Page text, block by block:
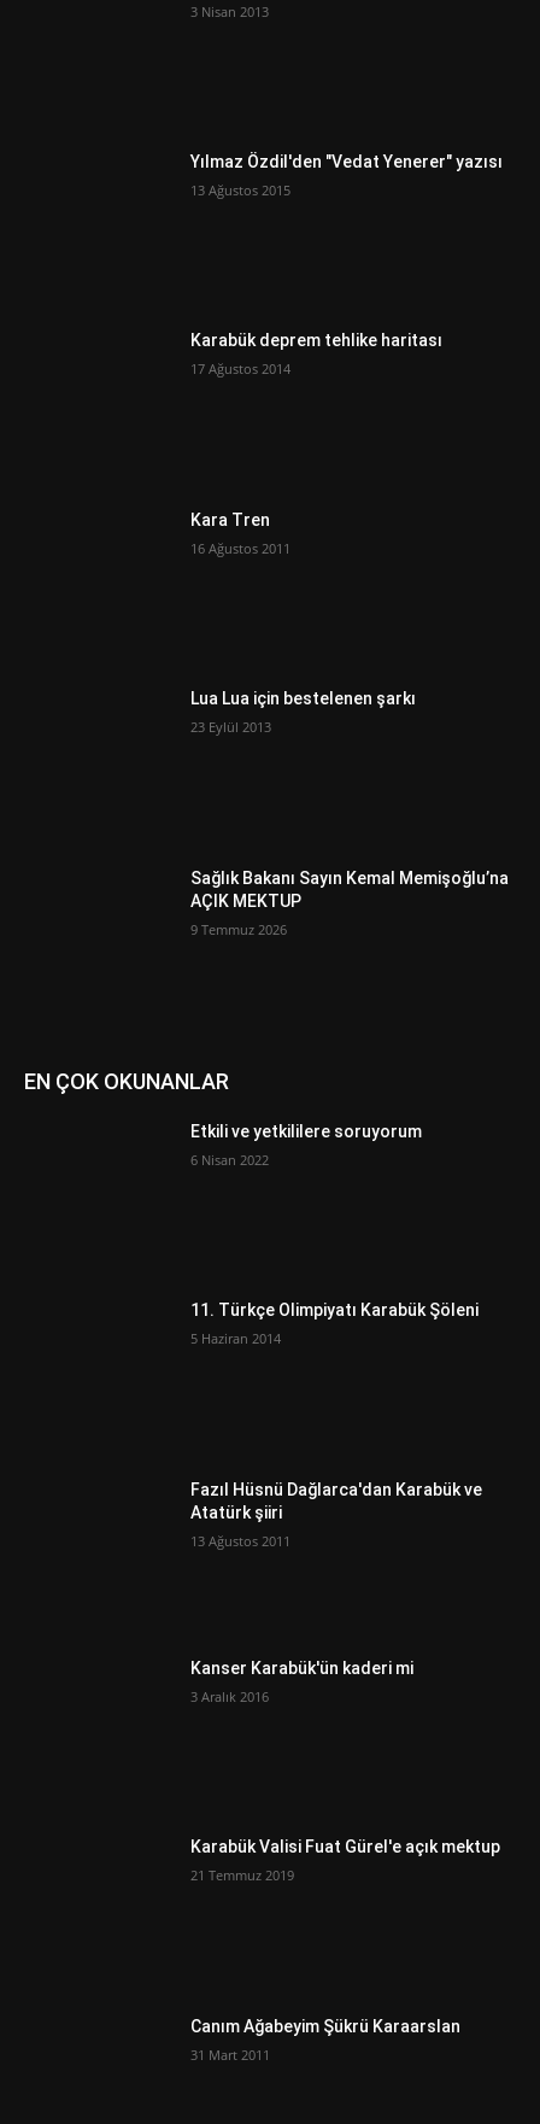
3 Nisan 2013
Yılmaz Özdil'den "Vedat Yenerer" yazısı
13 Ağustos 2015
Karabük deprem tehlike haritası
17 Ağustos 2014
Kara Tren
16 Ağustos 2011
Lua Lua için bestelenen şarkı
23 Eylül 2013
Sağlık Bakanı Sayın Kemal Memişoğlu’na
AÇIK MEKTUP
9 Temmuz 2026
EN ÇOK OKUNANLAR
Etkili ve yetkililere soruyorum
6 Nisan 2022
11. Türkçe Olimpiyatı Karabük Şöleni
5 Haziran 2014
Fazıl Hüsnü Dağlarca'dan Karabük ve
Atatürk şiiri
13 Ağustos 2011
Kanser Karabük'ün kaderi mi
3 Aralık 2016
Karabük Valisi Fuat Gürel'e açık mektup
21 Temmuz 2019
Canım Ağabeyim Şükrü Karaarslan
31 Mart 2011